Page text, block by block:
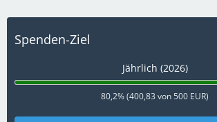
Spenden-Ziel
Jährlich (2026)
80,2% (400,83 von 500 EUR)